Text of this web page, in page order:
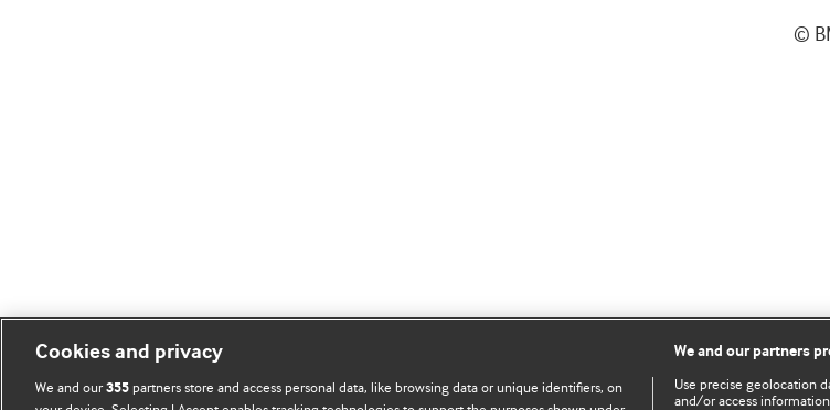
©
Cookies and privacy
We and our355 partners store and access personal data, like browsing data or unique identifiers, on
We and our partners
Use precise geolocation
and/or access